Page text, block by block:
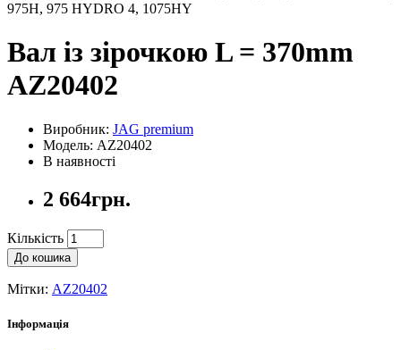
975H, 975 HYDRO 4, 1075HY
Вал із зірочкою L = 370mm
AZ20402
Виробник: JAG premium
Модель: AZ20402
В наявності
2 664грн.
Кількість
До кошика
Мітки: AZ20402
Інформація